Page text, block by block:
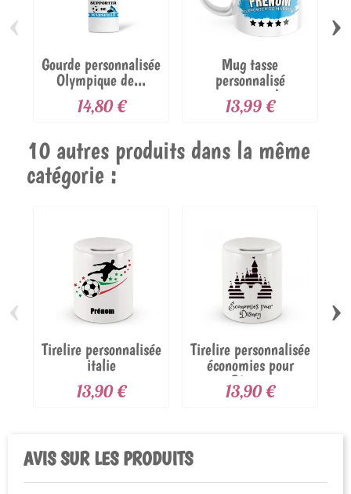
Gourde personnalisée
Olympique de...
14,80 €
Mug tasse
personnalisé
supporter de
Marseille
13,99 €
‹ ›
10 autres produits dans la même
catégorie :
Tirelire personnalisée
italie
13,90 €
Tirelire personnalisée
économies pour
Disney
13,90 €
‹ ›
AVIS SUR LES PRODUITS